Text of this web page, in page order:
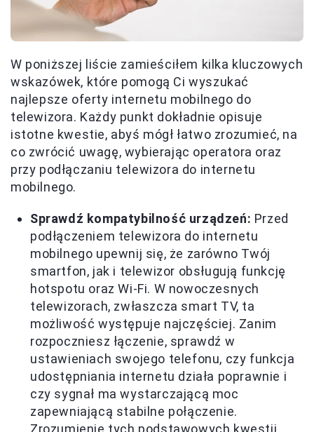
W poniższej liście zamieściłem kilka kluczowych
wskazówek, które pomogą Ci wyszukać
najlepsze oferty internetu mobilnego do
telewizora. Każdy punkt dokładnie opisuje
istotne kwestie, abyś mógł łatwo zrozumieć, na
co zwrócić uwagę, wybierając operatora oraz
przy podłączaniu telewizora do internetu
mobilnego.
Sprawdź kompatybilność urządzeń: Przed
podłączeniem telewizora do internetu
mobilnego upewnij się, że zarówno Twój
smartfon, jak i telewizor obsługują funkcję
hotspotu oraz Wi-Fi. W nowoczesnych
telewizorach, zwłaszcza smart TV, ta
możliwość występuje najczęściej. Zanim
rozpoczniesz łączenie, sprawdź w
ustawieniach swojego telefonu, czy funkcja
udostępniania internetu działa poprawnie i
czy sygnał ma wystarczającą moc
zapewniającą stabilne połączenie.